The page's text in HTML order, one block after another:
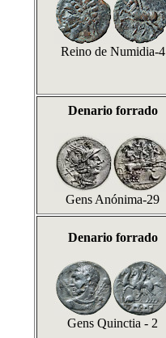
Reino de Numidia-4
Denario forrado
Gens Anónima-29
Denario forrado
Gens Quinctia - 2